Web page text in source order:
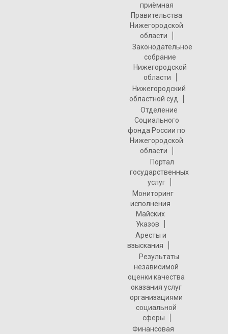
приёмная
Правительства
Нижегородской
области
Законодательное
собрание
Нижегородской
области
Нижегородский
областной суд
Отделение
Социального
фонда России по
Нижегородской
области
Портал
государственных
услуг
Мониторинг
исполнения
Майских
Указов
Аресты и
взыскания
Результаты
независимой
оценки качества
оказания услуг
организациями
социальной
сферы
Финансовая